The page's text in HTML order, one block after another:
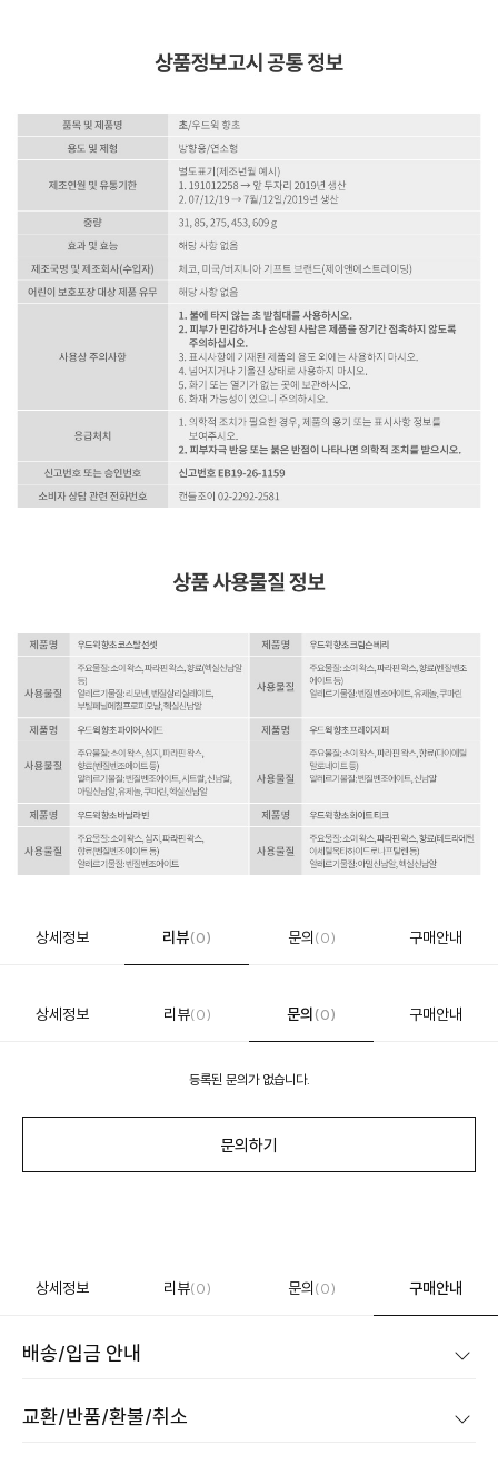
상세정보 리뷰(0) 문의 (0) 구매안내
상세정보 리뷰(0) 문의 (0) 구매안내
등록된 문의가 없습니다.
문의하기
상세정보 리뷰(0) 문의 (0) 구매안내
배송/입금 안내
교환/반품/환불/취소